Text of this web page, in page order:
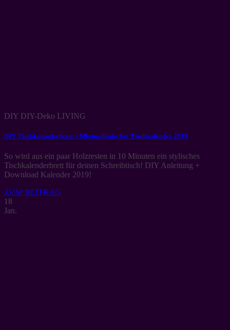
DIY DIY-Deko LIVING
DIY Tischkalenderbrett + Minimalistischer Tischkalender 2019
So wird aus ein paar Holzresten in 10 Minuten ein stylisches
Tischkalenderbrett für deinen Schreibtisch! DIY Anleitung +
Download Kalender 2019!
ZUM BEITRAG
18
Jan.